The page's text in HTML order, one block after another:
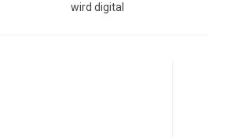
wird digital